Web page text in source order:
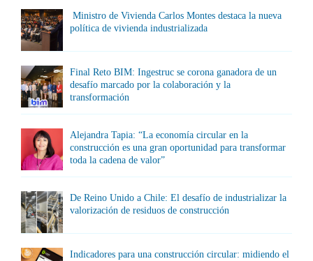
Ministro de Vivienda Carlos Montes destaca la nueva
política de vivienda industrializada
Final Reto BIM: Ingestruc se corona ganadora de un
desafío marcado por la colaboración y la
transformación
Alejandra Tapia: “La economía circular en la
construcción es una gran oportunidad para transformar
toda la cadena de valor”
De Reino Unido a Chile: El desafío de industrializar la
valorización de residuos de construcción
Indicadores para una construcción circular: midiendo el